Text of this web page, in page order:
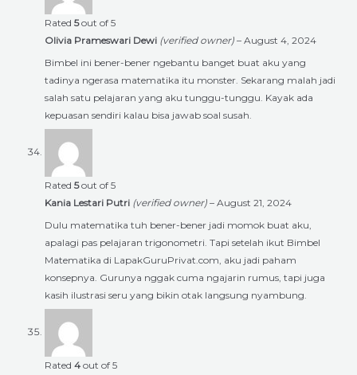
Rated 5out of 5
Olivia Prameswari Dewi (verified owner) – August 4, 2024
Bimbel ini bener-bener ngebantu banget buat aku yang
tadinya ngerasa matematika itu monster. Sekarang malah jadi
salah satu pelajaran yang aku tunggu-tunggu. Kayak ada
kepuasan sendiri kalau bisa jawab soal susah.
Rated 5out of 5
Kania Lestari Putri (verified owner) – August 21, 2024
Dulu matematika tuh bener-bener jadi momok buat aku,
apalagi pas pelajaran trigonometri. Tapi setelah ikut Bimbel
Matematika di LapakGuruPrivat.com, aku jadi paham
konsepnya. Gurunya nggak cuma ngajarin rumus, tapi juga
kasih ilustrasi seru yang bikin otak langsung nyambung.
Rated 4 out of 5